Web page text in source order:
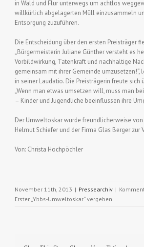
in Wald und Flur unterwegs um achtlos
willkürlich abgelagerten Müll einzusammeln
Entsorgung zuzuführen.
Die Entscheidung über den ersten Preisträger
„Bürgermeisterin Juliane Günther versteht es
Vorbildwirkung, Tatenkraft und nachhaltige
gemeinsam mit ihrer Gemeinde umzusetzen!“,
in seiner Laudatio. Die Preisträgerin freute sich
„Wenn man etwas umsetzen will, muss man
– Kinder und Jugendliche beeinflussen ihre
Der Umweltoskar wurde freundlicherweise
Helmut Schiefer und der Firma Glas Berger zur
Von: Christa Hochpöchler
November 11th, 2013 | Pressearchiv |
Erster „Ybbs-Umweltoskar“ vergeben